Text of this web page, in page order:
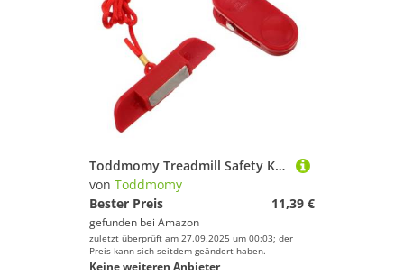
Toddmomy Treadmill Safety Key Ersatz Notstopp Schalter für Laufband mit Sofortiger Stoppfunktion Kompatibel Roter Sicherheitsschlüssel für Fitnessgeräte und Laufmaschinen
von Toddmomy
Bester Preis
11,39 €
gefunden bei Amazon
zuletzt überprüft am 27.09.2025 um 00:03; der
Preis kann sich seitdem geändert haben.
Keine weiteren Anbieter